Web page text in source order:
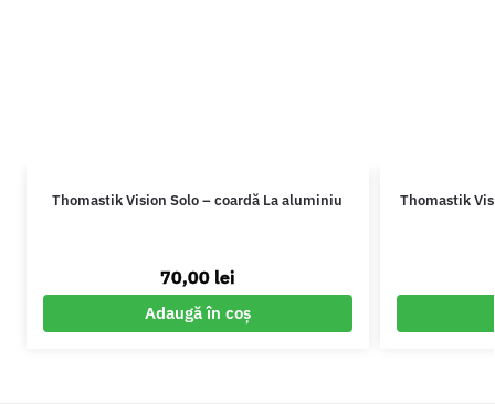
Thomastik Vision Solo – coardă La aluminiu
70,00 lei
Adaugă în coș
Thomastik